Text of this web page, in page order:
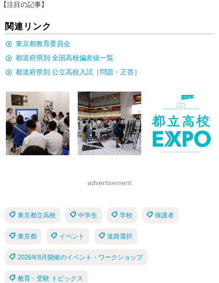
【注目の記事】
関連リンク
東京都教育委員会
都道府県別 全国高校偏差値一覧
都道府県別 公立高校入試［問題・正答］
advertisement
東京都立高校 中学生 学校 保護者
東京都 イベント 進路選択
2026年8月開催のイベント・ワークショップ
教育・受験 トピックス